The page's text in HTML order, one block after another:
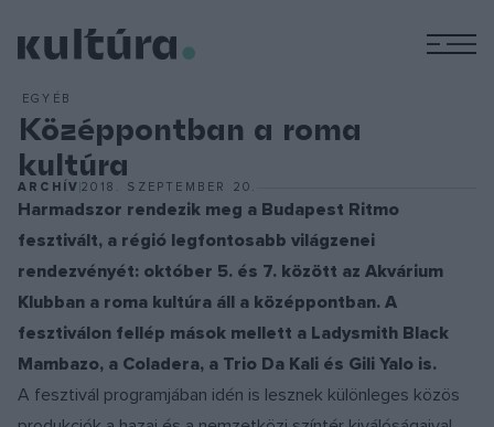
EGYÉB
Középpontban a roma
kultúra
ARCHÍV2018. SZEPTEMBER 20.
Harmadszor rendezik meg a Budapest Ritmo
fesztivált, a régió legfontosabb világzenei
rendezvényét: október 5. és 7. között az Akvárium
Klubban a roma kultúra áll a középpontban. A
fesztiválon fellép mások mellett a Ladysmith Black
Mambazo, a Coladera, a Trio Da Kali és Gili Yalo is.
A fesztivál programjában idén is lesznek különleges közös